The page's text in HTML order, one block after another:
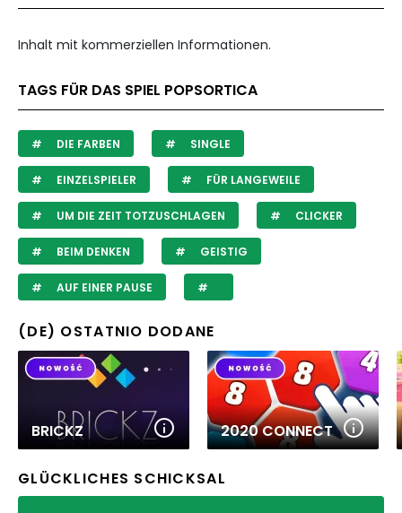
Inhalt mit kommerziellen Informationen.
TAGS FÜR DAS SPIEL POPSORTICA
DIE FARBEN SINGLE
EINZELSPIELER FÜR LANGEWEILE
UM DIE ZEIT TOTZUSCHLAGEN CLICKER
BEIM DENKEN GEISTIG
AUF EINER PAUSE
(DE) OSTATNIO DODANE
BRICKZ 2020 CONNECT
GLÜCKLICHES SCHICKSAL